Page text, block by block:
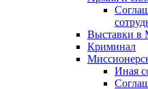
Выставки в
Криминал
Иная